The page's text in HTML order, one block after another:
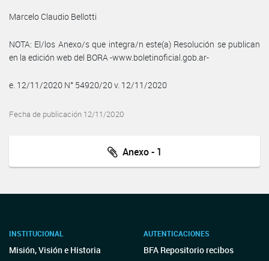
Marcelo Claudio Bellotti
NOTA: El/los Anexo/s que integra/n este(a) Resolución se publican
en la edición web del BORA -www.boletinoficial.gob.ar-
e. 12/11/2020 N° 54920/20 v. 12/11/2020
Fecha de publicación 12/11/2020
Anexo - 1
INSTITUCIONAL
Misión, Visión e Historia
AUTENTICACIONES
BFA Repositorio recibos